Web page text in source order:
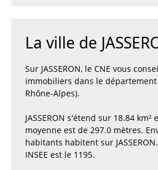
La ville de
Sur JASSERON, le CNE vous
immobiliers dans le département
Rhône-Alpes).
JASSERON s'étend sur 18.84
moyenne est de 297.0 mètres.
habitants habitent sur
INSEE est le 1195.